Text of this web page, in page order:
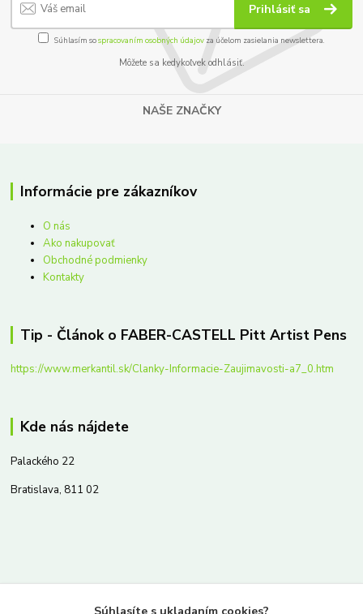
Prihlásiť sa
Súhlasím sospracovaním osobných údajov za účelom zasielania newslettera.
Môžete sa kedykoľvek odhlásiť.
NAŠE ZNAČKY
Informácie pre zákazníkov
O nás
Ako nakupovať
Obchodné podmienky
Kontakty
Tip - Článok o FABER-CASTELL Pitt Artist Pens
https://www.merkantil.sk/Clanky-Informacie-Zaujimavosti-a7_0.htm
Kde nás nájdete
Palackého 22
Bratislava, 811 02